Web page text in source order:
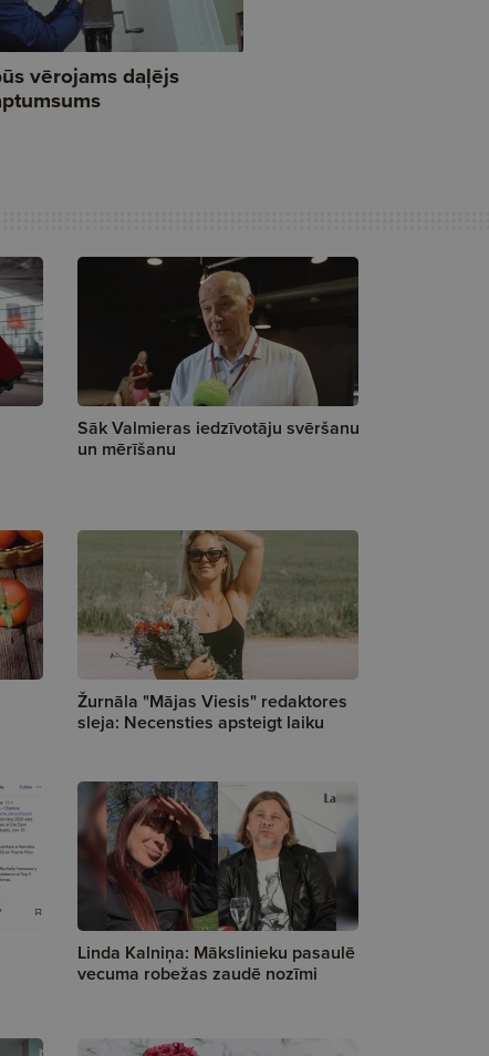
Sāk Valmieras iedzīvotāju svēršanu
un mērīšanu
Žurnāla "Mājas Viesis" redaktores
sleja: Necensties apsteigt laiku
Linda Kalniņa: Mākslinieku pasaulē
vecuma robežas zaudē nozīmi